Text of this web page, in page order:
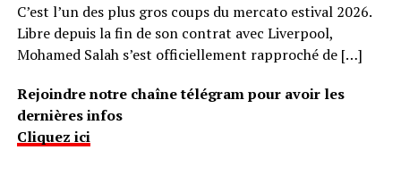
C’est l’un des plus gros coups du mercato estival 2026.
Libre depuis la fin de son contrat avec Liverpool,
Mohamed Salah s’est officiellement rapproché de […]
Rejoindre notre chaîne télégram pour avoir les
dernières infos
Cliquez ici